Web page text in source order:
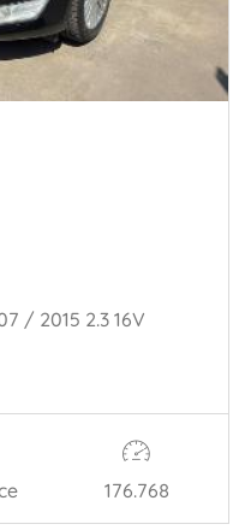
/ 2015 2.3 16V
176.768